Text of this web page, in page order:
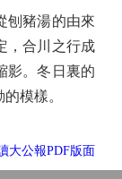
豬湯的由來
，合川之行成
影。冬日裏的
模樣。
大公報PDF版面